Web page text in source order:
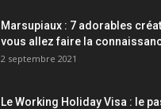
Marsupiaux : 7 adorables
vous allez faire la
2 septembre 2021
Le Working Holiday Visa : le